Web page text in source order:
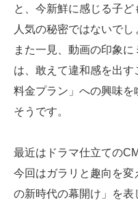
と、今新鮮に感じる子
人気の秘密ではないでし
また一見、動画の印象
は、敢えて違和感を出
料金プラン」への興味
そうです。
最近はドラマ仕立ての
今回はガラリと趣向を
の新時代の幕開け」を表